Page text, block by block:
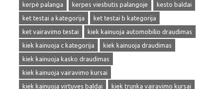
kerpė palanga
kerpes viesbutis palangoje
kesto baldai
ket testai a kategorija
ket testai b kategorija
ket vairavimo testai
kiek kainuoja automobilio draudimas
kiek kainuoja c kategorija
kiek kainuoja draudimas
kiek kainuoja kasko draudimas
kiek kainuoja vairavimo kursai
kiek kainuoja virtuves baldai
kiek trunka vairavimo kursai